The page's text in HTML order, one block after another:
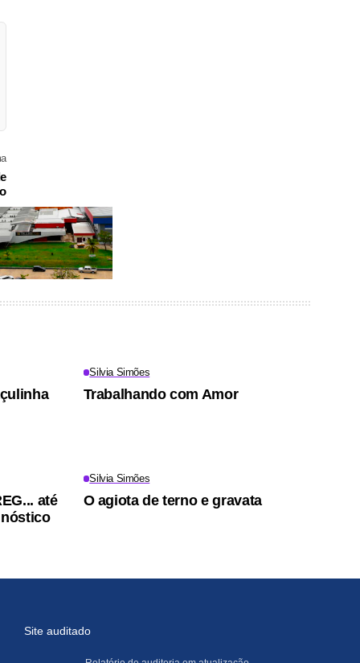
Silvia Simões
Trabalhando com Amor
até
Silvia Simões
O agiota de terno e gravata
Site auditado